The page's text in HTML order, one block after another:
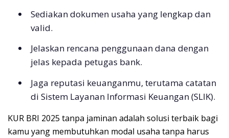
Sediakan dokumen usaha yang lengkap dan
valid.
Jelaskan rencana penggunaan dana dengan
jelas kepada petugas bank.
Jaga reputasi keuanganmu, terutama catatan
di Sistem Layanan Informasi Keuangan (SLIK).
KUR BRI 2025 tanpa jaminan adalah solusi terbaik bagi
kamu yang membutuhkan modal usaha tanpa harus